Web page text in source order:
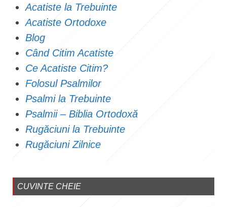
Acatiste la Trebuinte
Acatiste Ortodoxe
Blog
Când Citim Acatiste
Ce Acatiste Citim?
Folosul Psalmilor
Psalmi la Trebuinte
Psalmii – Biblia Ortodoxă
Rugăciuni la Trebuinte
Rugăciuni Zilnice
CUVINTE CHEIE